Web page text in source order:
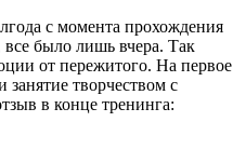
с момента прохождения
было лишь вчера. Так
от пережитого. На первое
творчеством с
в конце тренинга: